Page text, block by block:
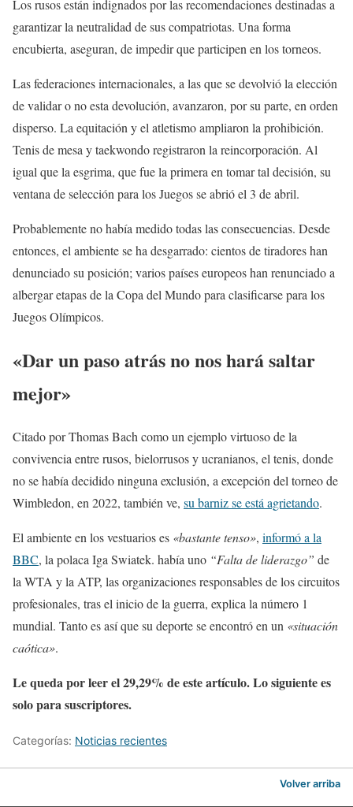
Los rusos están indignados por las recomendaciones destinadas a
garantizar la neutralidad de sus compatriotas. Una forma
encubierta, aseguran, de impedir que participen en los torneos.
Las federaciones internacionales, a las que se devolvió la elección
de validar o no esta devolución, avanzaron, por su parte, en orden
disperso. La equitación y el atletismo ampliaron la prohibición.
Tenis de mesa y taekwondo registraron la reincorporación. Al
igual que la esgrima, que fue la primera en tomar tal decisión, su
ventana de selección para los Juegos se abrió el 3 de abril.
Probablemente no había medido todas las consecuencias. Desde
entonces, el ambiente se ha desgarrado: cientos de tiradores han
denunciado su posición; varios países europeos han renunciado a
albergar etapas de la Copa del Mundo para clasificarse para los
Juegos Olímpicos.
«Dar un paso atrás no nos hará saltar
mejor»
Citado por Thomas Bach como un ejemplo virtuoso de la
convivencia entre rusos, bielorrusos y ucranianos, el tenis, donde
no se había decidido ninguna exclusión, a excepción del torneo de
Wimbledon, en 2022, también ve, su barniz se está agrietando.
El ambiente en los vestuarios es «bastante tenso», informó a la
BBC, la polaca Iga Swiatek. había uno “Falta de liderazgo” de
la WTA y la ATP, las organizaciones responsables de los circuitos
profesionales, tras el inicio de la guerra, explica la número 1
mundial. Tanto es así que su deporte se encontró en un «situación
caótica».
Le queda por leer el 29,29% de este artículo. Lo siguiente es
solo para suscriptores.
Categorías: Noticias recientes
Volver arriba